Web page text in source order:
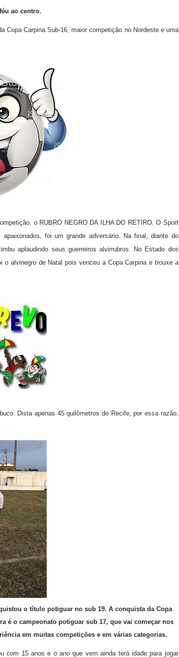
ao centro.
Copa Carpina Sub-16, maior competição no Nordeste e uma
o RUBRO NEGRO DA ILHA DO RETIRO. O Sport
foi um grande adversário. Na final, diante do
aplaudindo seus guerreiros alvirrubros. No Estado dos
alvinegro de Natal pois venceu a Copa Carpina e trouxe a
Dista apenas 45 quilômetros do Recife, por essa razão,
o título potiguar no sub 19. A conquista da Copa
é o campeonato potiguar sub 17, que vai começar nos
em muitas competições e em várias categorias.
com 15 anos e o ano que vem ainda terá idade para jogar